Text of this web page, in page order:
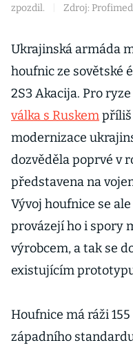
zpozdil.
Zdroj:
Ukrajinská armáda
houfnic ze sovětské
2S3 Akacija. Pro
válka s Ruskempříliš
modernizace
dozvěděla poprvé v
představena na
Vývoj houfnice se
provázejí ho i spory
výrobcem, a tak se
existujícím
Houfnice má ráži
západního